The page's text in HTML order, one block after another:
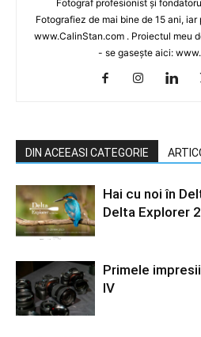
Fotograf profesionist și
Fotografiez de mai bine de 15 ani,
www.CalinStan.com . Proiectul meu
- se gasește aici:
DIN ACEEASI CATEGORIE
Hai cu noi în
Delta Explorer
Primele
IV